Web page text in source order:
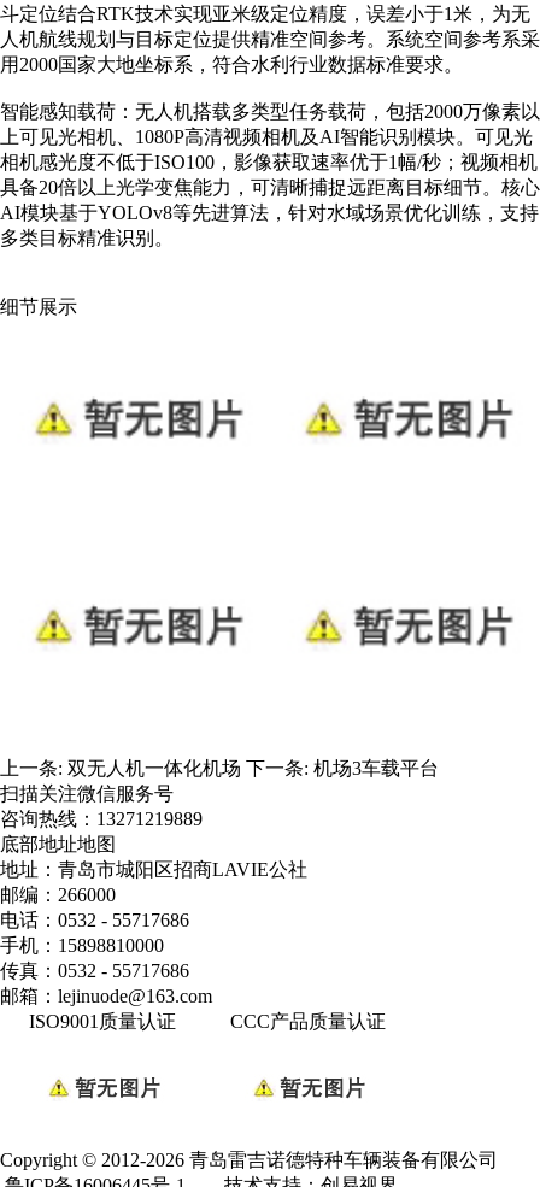
斗定位结合RTK技术实现亚米级定位精度，误差小于1米，为无
人机航线规划与目标定位提供精准空间参考。系统空间参考系采
用2000国家大地坐标系，符合水利行业数据标准要求。
智能感知载荷：无人机搭载多类型任务载荷，包括2000万像素以
上可见光相机、1080P高清视频相机及AI智能识别模块。可见光
相机感光度不低于ISO100，影像获取速率优于1幅/秒；视频相机
具备20倍以上光学变焦能力，可清晰捕捉远距离目标细节。核心
AI模块基于YOLOv8等先进算法，针对水域场景优化训练，支持
多类目标精准识别。
细节展示
上一条: 双无人机一体化机场 下一条: 机场3车载平台
扫描关注微信服务号
咨询热线： 13271219889
底部地址地图
地址：青岛市城阳区招商LAVIE公社
邮编：266000
电话：0532 - 55717686
手机：15898810000
传真：0532 - 55717686
邮箱：lejinuode@163.com
ISO9001质量认证
CCC产品质量认证
Copyright © 2012-2026 青岛雷吉诺德特种车辆装备有限公司